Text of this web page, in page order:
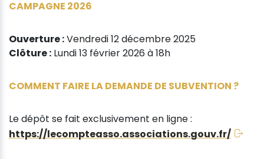
CAMPAGNE 2026
Ouverture :Vendredi 12 décembre 2025
Clôture : Lundi 13 février 2026 à 18h
COMMENT FAIRE LA DEMANDE DE SUBVENTION ?
Le dépôt se fait exclusivement en ligne :
https://lecompteasso.associations.gouv.fr/